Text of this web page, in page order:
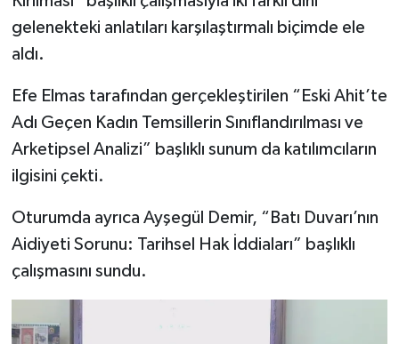
gelenekteki anlatıları karşılaştırmalı biçimde ele
aldı.
Efe Elmas tarafından gerçekleştirilen “Eski Ahit’te
Adı Geçen Kadın Temsillerin Sınıflandırılması ve
Arketipsel Analizi” başlıklı sunum da katılımcıların
ilgisini çekti.
Oturumda ayrıca Ayşegül Demir, “Batı Duvarı’nın
Aidiyeti Sorunu: Tarihsel Hak İddiaları” başlıklı
çalışmasını sundu.